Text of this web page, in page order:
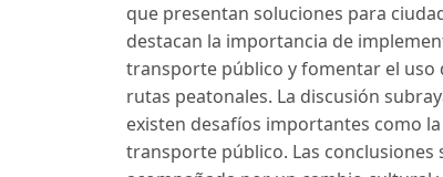
que presentan soluciones para
destacan la importancia de
transporte público y fomentar el
rutas peatonales. La discusión
existen desafíos importantes como
transporte público. Las